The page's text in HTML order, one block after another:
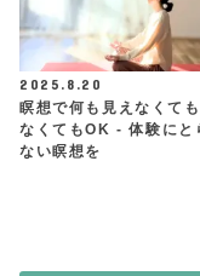
2025.8.20
瞑想で何も見えなくて
なくてもOK - 体験にと
ない瞑想を